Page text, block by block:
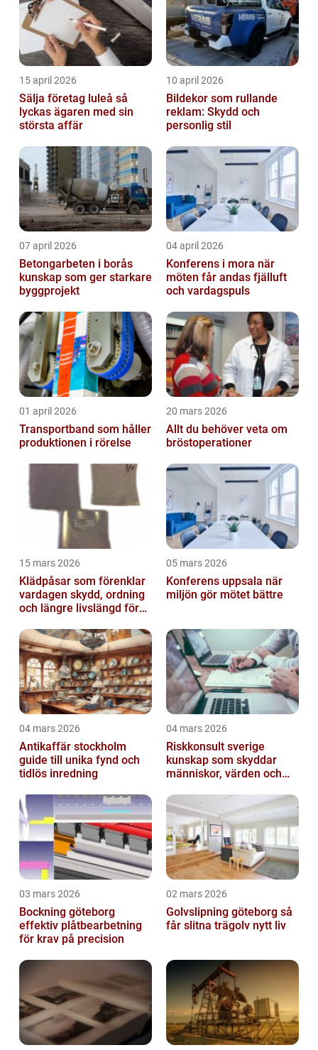
15 april 2026
Sälja företag luleå så
lyckas ägaren med sin
största affär
10 april 2026
Bildekor som rullande
reklam: Skydd och
personlig stil
07 april 2026
Betongarbeten i borås
kunskap som ger starkare
byggprojekt
04 april 2026
Konferens i mora när
möten får andas fjälluft
och vardagspuls
01 april 2026
Transportband som håller
produktionen i rörelse
20 mars 2026
Allt du behöver veta om
bröstoperationer
15 mars 2026
Klädpåsar som förenklar
vardagen skydd, ordning
och längre livslängd för
05 mars 2026
Konferens uppsala när
miljön gör mötet bättre
04 mars 2026
Antikaffär stockholm
guide till unika fynd och
tidlös inredning
04 mars 2026
Riskkonsult sverige
kunskap som skyddar
människor, värden och
03 mars 2026
Bockning göteborg
effektiv plåtbearbetning
för krav på precision
02 mars 2026
Golvslipning göteborg så
får slitna trägolv nytt liv